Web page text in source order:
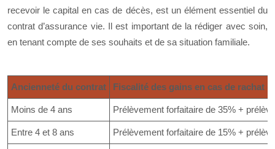
recevoir le capital en cas de décès, est un élément essentiel du
contrat d’assurance vie. Il est important de la rédiger avec soin,
en tenant compte de ses souhaits et de sa situation familiale.
Ancienneté du contrat Fiscalité des gains en cas de rachat
Moins de 4 ans Prélèvement forfaitaire de 35% +
Entre 4 et 8 ans Prélèvement forfaitaire de 15% +